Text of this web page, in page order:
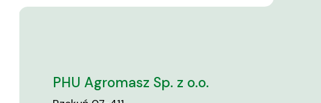
PHU Agromasz Sp. z o.o.